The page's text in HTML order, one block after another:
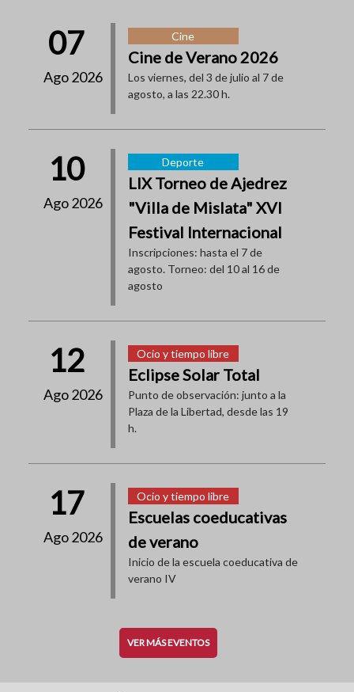
07
Ago 2026
Cine
Cine de Verano 2026
Los viernes, del 3 de julio al 7 de
agosto, a las 22.30 h.
10
Ago 2026
Deporte
LIX Torneo de Ajedrez
"Villa de Mislata" XVI
Festival Internacional
Inscripciones: hasta el 7 de
agosto. Torneo: del 10 al 16 de
agosto
12
Ago 2026
Ocio y tiempo libre
Eclipse Solar Total
Punto de observación: junto a la
Plaza de la Libertad, desde las 19
h.
17
Ago 2026
Ocio y tiempo libre
Escuelas coeducativas
de verano
Inicio de la escuela coeducativa de
verano IV
VER MÁS EVENTOS